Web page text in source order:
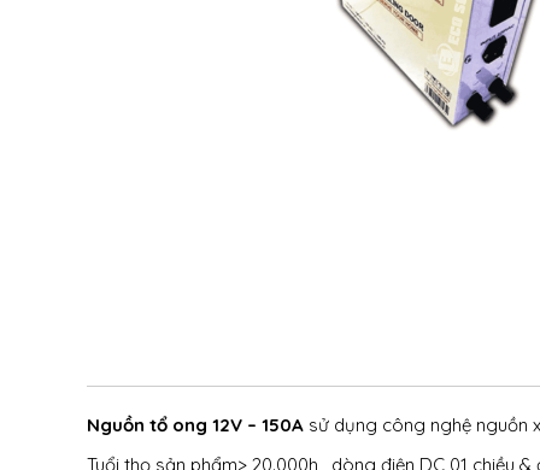
Nguồn tổ ong 12V – 150A sử dụng công nghệ nguồn
Tuổi thọ sản phẩm> 20.000h , dòng điện DC 01